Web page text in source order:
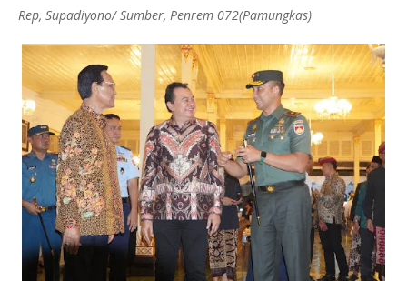
Rep, Supadiyono/ Sumber, Penrem 072(Pamungkas)